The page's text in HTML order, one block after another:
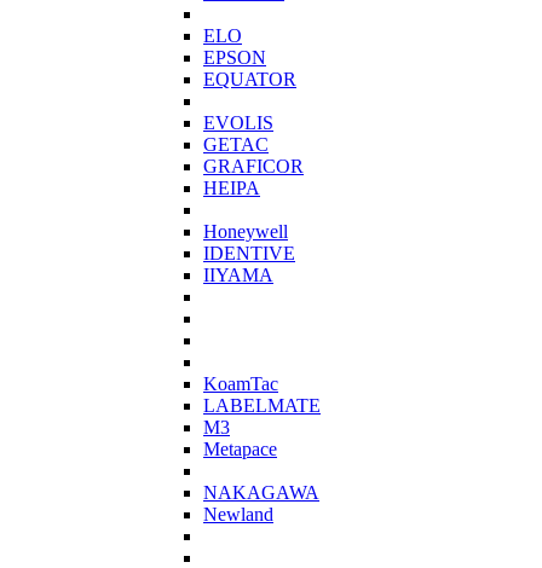
ELO
EPSON
EQUATOR
EVOLIS
GETAC
GRAFICOR
HEIPA
Honeywell
IDENTIVE
IIYAMA
KoamTac
LABELMATE
M3
Metapace
NAKAGAWA
Newland